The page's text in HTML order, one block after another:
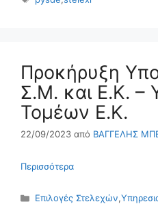
Προκήρυξη
Σ.Μ. και Ε.Κ. –
Τομέων Ε.Κ.
22/09/2023 από ΒΑΓΓΕΛΗΣ
Περισσότερα
Κατηγορίες
Επιλογές Στελεχών,